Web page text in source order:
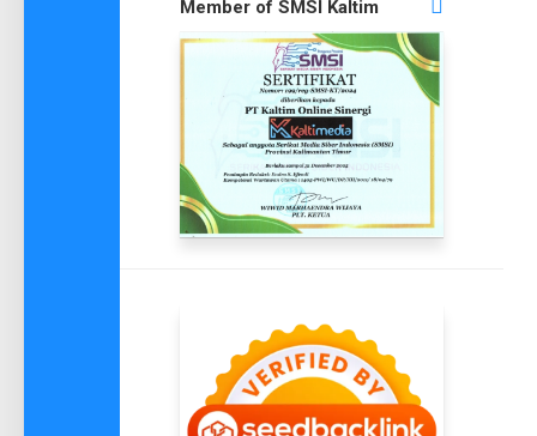
Member of SMSI Kaltim